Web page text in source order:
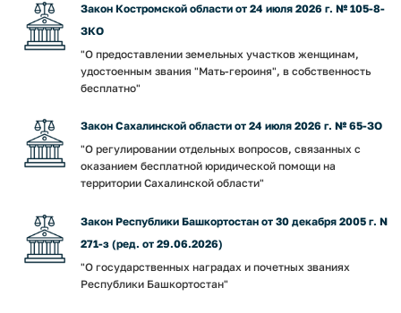
Закон Костромской области от 24 июля 2026 г. № 105-8-
ЗКО
"О предоставлении земельных участков женщинам,
удостоенным звания "Мать-героиня", в собственность
бесплатно"
Закон Сахалинской области от 24 июля 2026 г. № 65-ЗО
"О регулировании отдельных вопросов, связанных с
оказанием бесплатной юридической помощи на
территории Сахалинской области"
Закон Республики Башкортостан от 30 декабря 2005 г. N
271-з (ред. от 29.06.2026)
"О государственных наградах и почетных званиях
Республики Башкортостан"